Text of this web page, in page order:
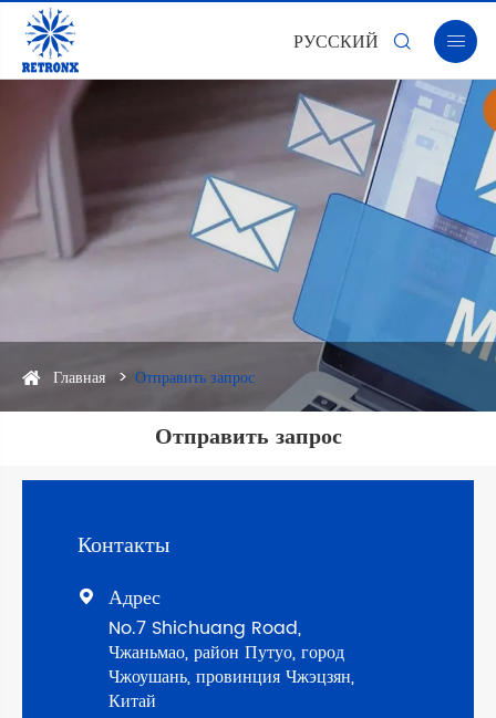
РУССКИЙ  
Главная Отправить запрос
Отправить запрос
Контакты
 Адрес
No.7 Shichuang Road,
Чжаньмао, район Путуо, город
Чжоушань, провинция Чжэцзян,
Китай